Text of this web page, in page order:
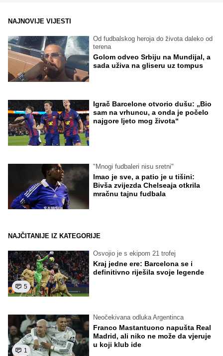
NAJNOVIJE VIJESTI
Od fudbalskog heroja do života daleko od
terena
Golom odveo Srbiju na Mundijal, a
sada uživa na gliseru uz tompus
Igrač Barcelone otvorio dušu: „Bio
sam na vrhuncu, a onda je počelo
najgore ljeto mog života“
"Mnogi fudbaleri nisu sretni"
Imao je sve, a patio je u tišini:
Bivša zvijezda Chelseaja otkrila
mračnu tajnu fudbala
NAJČITANIJE IZ KATEGORIJE
5
Osvojio je s ekipom 21 trofej
Kraj jedne ere: Barcelona se i
definitivno riješila svoje legende
1
Neočekivana odluka Argentinca
Franco Mastantuono napušta Real
Madrid, ali niko ne može da vjeruje
u koji klub ide